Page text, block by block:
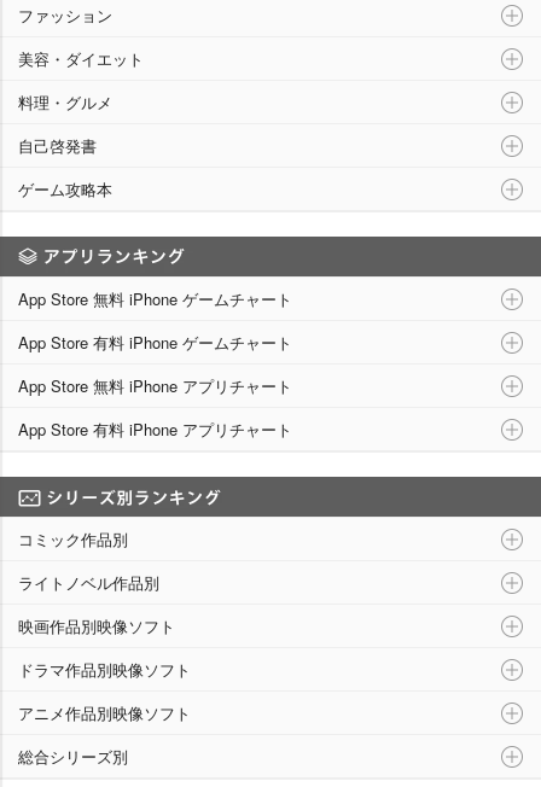
ファッション
美容・ダイエット
料理・グルメ
自己啓発書
ゲーム攻略本
App Store 無料 iPhone ゲームチャート
App Store 有料 iPhone ゲームチャート
App Store 無料 iPhone アプリチャート
App Store 有料 iPhone アプリチャート
コミック作品別
ライトノベル作品別
映画作品別映像ソフト
ドラマ作品別映像ソフト
アニメ作品別映像ソフト
総合シリーズ別